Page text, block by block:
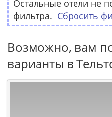
Остальные отели не
фильтра. Сбросить
Возможно, вам
варианты в